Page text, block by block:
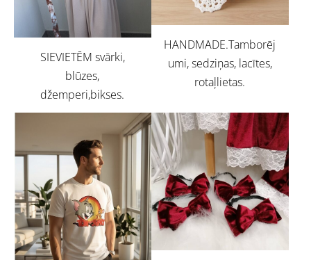
SIEVIETĒM svārki,
blūzes,
džemperi,bikses.
HANDMADE.Tamborēj
umi, sedziņas, lacītes,
rotaļlietas.